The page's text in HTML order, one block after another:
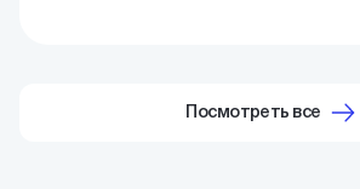
Посмотреть все